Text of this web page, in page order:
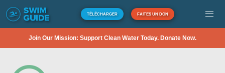
TÉLÉCHARGER FAITES UN DON
Join Our Mission: Support Clean Water Today. Donate Now.